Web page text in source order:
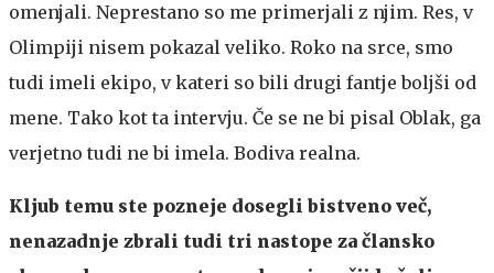
omenjali. Neprestano so me primerjali z njim. Res, v
Olimpiji nisem pokazal veliko. Roko na srce, smo
tudi imeli ekipo, v kateri so bili drugi fantje boljši od
mene. Tako kot ta intervju. Če se ne bi pisal Oblak, ga
verjetno tudi ne bi imela. Bodiva realna.
Kljub temu ste pozneje dosegli bistveno več,
nenazadnje zbrali tudi tri nastope za člansko